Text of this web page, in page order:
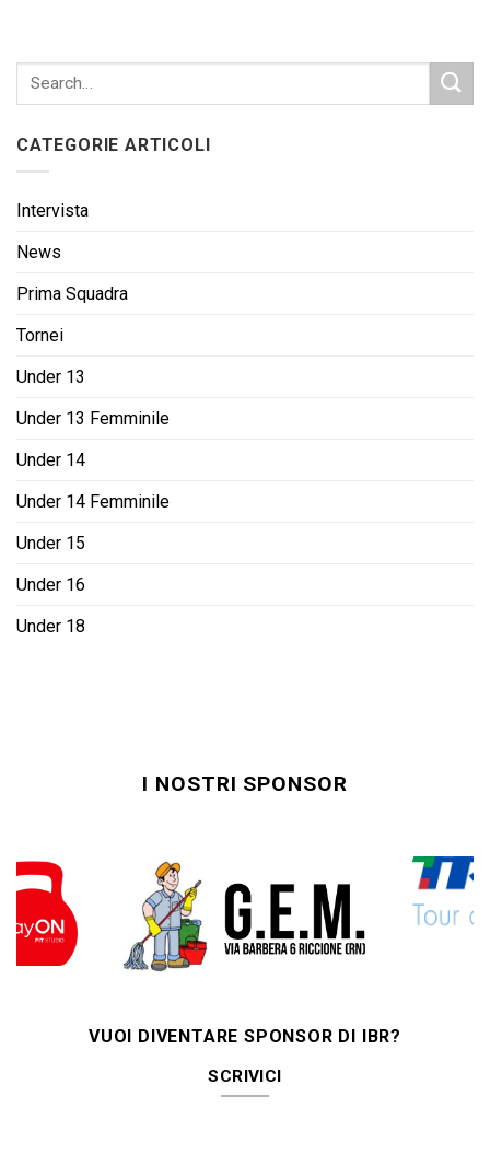
CATEGORIE ARTICOLI
Intervista
News
Prima Squadra
Tornei
Under 13
Under 13 Femminile
Under 14
Under 14 Femminile
Under 15
Under 16
Under 18
I NOSTRI SPONSOR
VUOI DIVENTARE SPONSOR DI IBR?
SCRIVICI